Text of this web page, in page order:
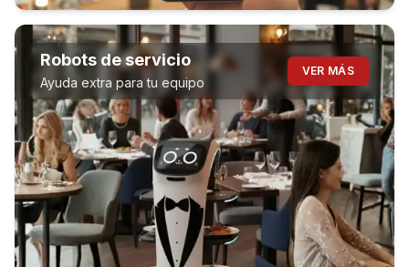
Robots de servicio
Ayuda extra para tu equipo
VER MÁS